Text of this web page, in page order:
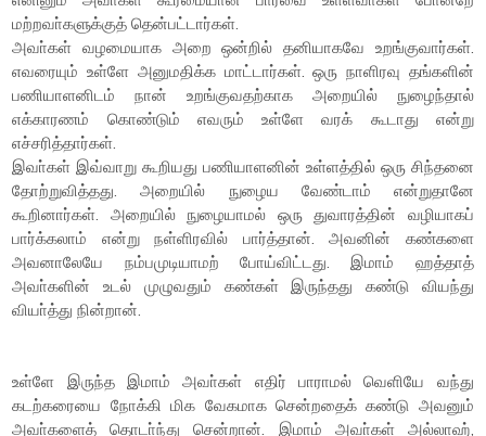
மற்றவா்களுக்குத் தென்பட்டார்கள்.
அவா்கள் வழமையாக அறை ஒன்றில் தனியாகவே உறங்குவார்கள்.
எவரையும் உள்ளே அனுமதிக்க மாட்டார்கள். ஒரு நாளிரவு தங்களின்
பணியாளனிடம் நான் உறங்குவதற்காக அறையில் நுழைந்தால்
எக்காரணம் கொண்டும் எவரும் உள்ளே வரக் கூடாது என்று
எச்சரித்தார்கள்.
இவா்கள் இவ்வாறு கூறியது பணியாளனின் உள்ளத்தில் ஒரு சிந்தனை
தோற்றுவித்தது. அறையில் நுழைய வேண்டாம் என்றுதானே
கூறினார்கள். அறையில் நுழையாமல் ஒரு துவாரத்தின் வழியாகப்
பார்க்கலாம் என்று நள்ளிரவில் பார்த்தான். அவனின் கண்களை
அவனாலேயே நம்பமுடியாமற் போய்விட்டது. இமாம் ஹத்தாத்
அவா்களின் உடல் முழுவதும் கண்கள் இருந்தது கண்டு வியந்து
வியா்த்து நின்றான்.
உள்ளே இருந்த இமாம் அவா்கள் எதிர் பாராமல் வெளியே வந்து
கடற்கரையை நோக்கி மிக வேகமாக சென்றதைக் கண்டு அவனும்
அவா்களைத் தொடா்ந்து சென்றான். இமாம் அவா்கள் அல்லாஹ்,